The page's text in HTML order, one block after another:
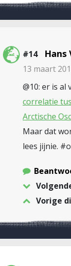
#14 Hans
13 maart
@10: er is al
correlatie
Arctische
Maar dat
lees jijnie.
Vorige